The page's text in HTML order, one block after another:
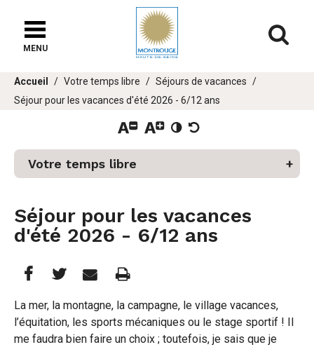
chat
MENU
Vous
êtes
Accueil Votre temps libre
Séjours de vacances
Séjour pour les vacances d'été 2026 - 6/12 ans
Votre temps libre
Séjour pour les vacances
d'été 2026 - 6/12 ans
Partager
cette
page
Partager
cette
page
Partager
cette
page
Imprimer
La mer, la montagne, la campagne, le village vacances,
l’équitation, les sports mécaniques ou le stage sportif ! Il
me faudra bien faire un choix ; toutefois, je sais que je